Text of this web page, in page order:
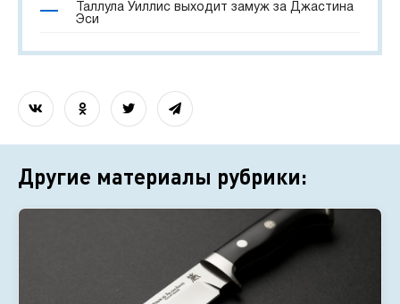
Таллула Уиллис выходит замуж за Джастина
Эси
Другие материалы рубрики: